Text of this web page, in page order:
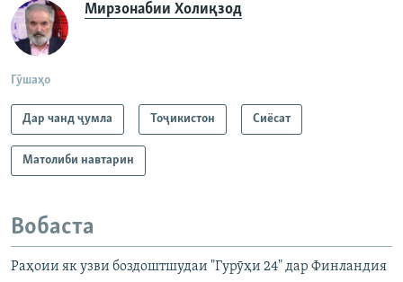
Мирзонабии Холиқзод
Гӯшаҳо
Дар чанд ҷумла Тоҷикистон Сиёсат
Матолиби навтарин
Вобаста
Раҳоии як узви боздоштшудаи "Гурӯҳи 24" дар Финландия